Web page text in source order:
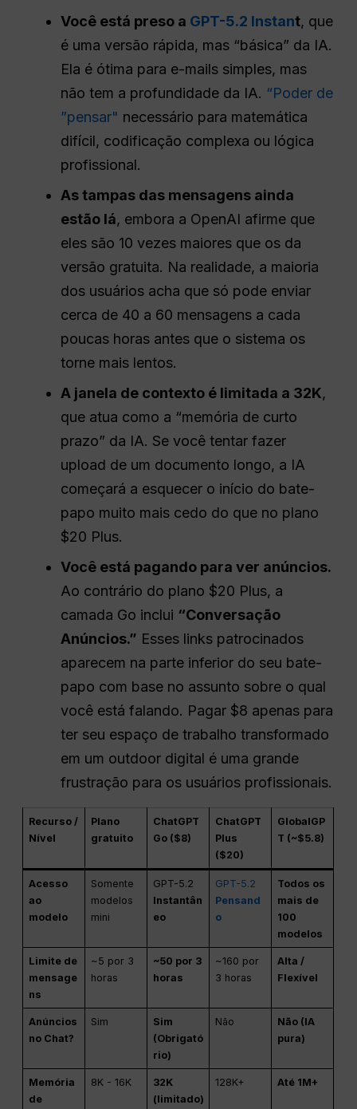
Você está preso a GPT-5.2 Instant, que
é uma versão rápida, mas “básica” da IA.
Ela é ótima para e-mails simples, mas
não tem a profundidade da IA. “Poder de
”pensar" necessário para matemática
difícil, codificação complexa ou lógica
profissional.
As tampas das mensagens ainda
estão lá, embora a OpenAI afirme que
eles são 10 vezes maiores que os da
versão gratuita. Na realidade, a maioria
dos usuários acha que só pode enviar
cerca de 40 a 60 mensagens a cada
poucas horas antes que o sistema os
torne mais lentos.
A janela de contexto é limitada a 32K,
que atua como a “memória de curto
prazo” da IA. Se você tentar fazer
upload de um documento longo, a IA
começará a esquecer o início do bate-
papo muito mais cedo do que no plano
$20 Plus.
Você está pagando para ver anúncios.
Ao contrário do plano $20 Plus, a
camada Go inclui “Conversação
Anúncios.” Esses links patrocinados
aparecem na parte inferior do seu bate-
papo com base no assunto sobre o qual
você está falando. Pagar $8 apenas para
ter seu espaço de trabalho transformado
em um outdoor digital é uma grande
frustração para os usuários profissionais.
Recurso /
Nível
Plano
gratuito
ChatGPT
Go ($8)
ChatGPT
Plus
($20)
GlobalGP
T (~$5.8)
Acesso
ao
modelo
Somente
modelos
mini
GPT-5.2
Instantân
eo
GPT-5.2
Pensand
o
Todos os
mais de
100
modelos
Limite de
mensage
ns
~5 por 3
horas
~50 por 3
horas
~160 por
3 horas
Alta /
Flexível
Anúncios
no Chat?
Sim
Sim
(Obrigató
rio)
Não
Não (IA
pura)
Memória
de
8K - 16K
32K
(limitado)
128K+ Até 1M+